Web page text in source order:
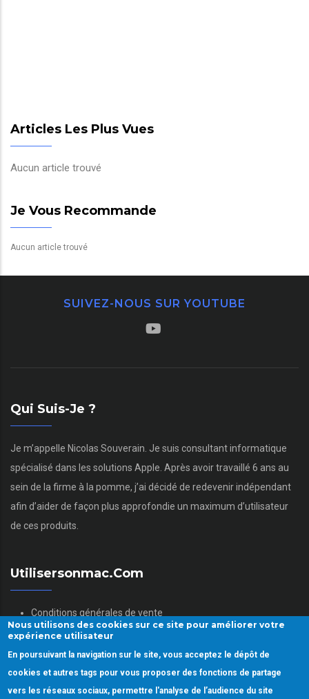
Articles Les Plus Vues
Aucun article trouvé
Je Vous Recommande
Aucun article trouvé
SUIVEZ-NOUS SUR YOUTUBE
Qui Suis-Je ?
Je m’appelle Nicolas Souverain. Je suis consultant informatique
spécialisé dans les solutions Apple. Après avoir travaillé 6 ans au
sein de la firme à la pomme, j’ai décidé de redevenir indépendant
afin d’aider de façon plus approfondie un maximum d’utilisateur
de ces produits.
Utilisersonmac.com
Conditions générales de vente
Mentions légales
Politique des données personnelles
Gestion des Cookies
Nous utilisons des cookies sur ce site pour améliorer votre
expérience utilisateur
En poursuivant la navigation sur le site, vous acceptez le dépôt de
cookies et autres tags pour vous proposer des fonctions de partage
vers les réseaux sociaux, permettre l'analyse de l’audience du site